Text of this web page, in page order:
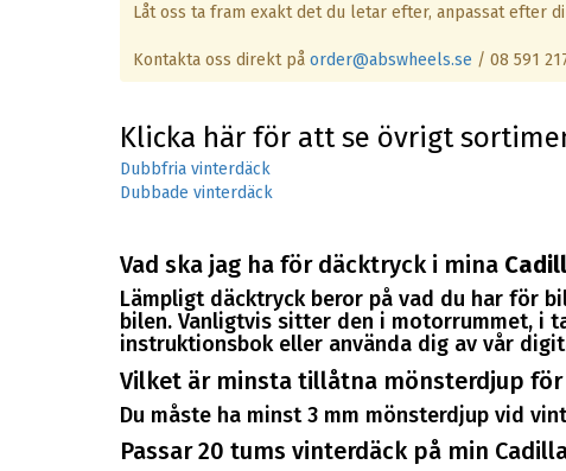
Låt oss ta fram exakt det du letar efter, anpassat efter
Kontakta oss direkt på order@abswheels.se / 08 591
Klicka här för att se övrigt
Dubbfria vinterdäck
Dubbade vinterdäck
Vad ska jag ha för däcktryck i mina
Lämpligt däcktryck beror på vad du har för
bilen. Vanligtvis sitter den i motorrummet, i
instruktionsbok eller använda dig av vår
Vilket är minsta tillåtna mönsterdjup
Du måste ha minst 3 mm mönsterdjup vid
Passar 20 tums vinterdäck på min